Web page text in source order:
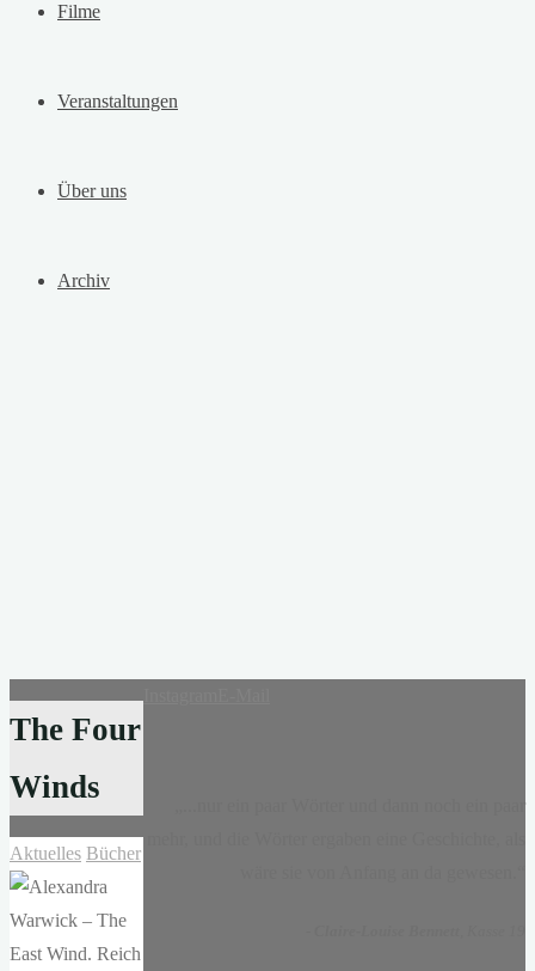
Filme
Veranstaltungen
Über uns
Archiv
The Four
Winds
Aktuelles Bücher